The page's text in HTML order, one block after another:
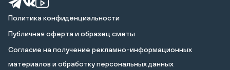
Политика конфиденциальности
Публичная оферта и образец сметы
Cогласие на получение рекламно-информационных
материалов и обработку персональных данных